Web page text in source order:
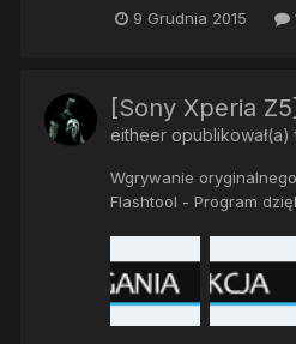
9 Grudnia 2015
[Sony Xperia
eitheer opublikował(a)
Wgrywanie
Flashtool - Program